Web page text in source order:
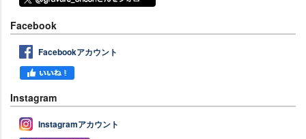
Facebook
Facebookアカウント
Instagram
Instagramアカウント